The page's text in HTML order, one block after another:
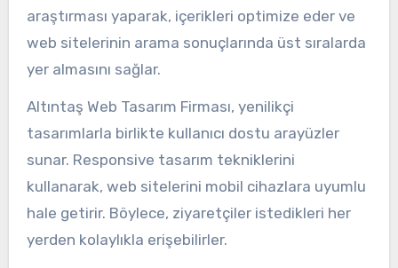
araştırması yaparak, içerikleri optimize eder ve
web sitelerinin arama sonuçlarında üst sıralarda
yer almasını sağlar.
Altıntaş Web Tasarım Firması, yenilikçi
tasarımlarla birlikte kullanıcı dostu arayüzler
sunar. Responsive tasarım tekniklerini
kullanarak, web sitelerini mobil cihazlara uyumlu
hale getirir. Böylece, ziyaretçiler istedikleri her
yerden kolaylıkla erişebilirler.